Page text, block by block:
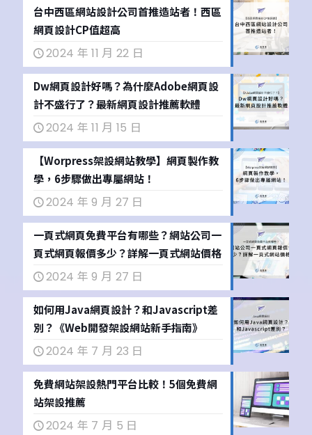
台中西區網站設計公司首推造站者！西區
網頁設計CP值超高
2024 年 11 月 22 日
Dw網頁設計好嗎？為什麼Adobe網頁設
計不盛行了？最新網頁設計推薦軟體
2024 年 11 月 15 日
【Worpress架設網站教學】網頁製作教
學，6步驟做出專屬網站！
2024 年 9 月 27 日
一頁式網頁免費平台有哪些？網站公司一
頁式網頁報價多少？詳解一頁式網站價格
2024 年 9 月 27 日
如何用Java網頁設計？和Javascript差
別？《Web開發架設網站新手指南》
2024 年 7 月 23 日
免費網站架設熱門平台比較！5個免費網
站架設推薦
2024 年 7 月 5 日